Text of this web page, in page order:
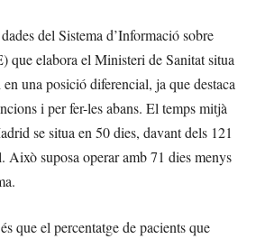
del Sistema d’Informació sobre
que elabora el Ministeri de Sanitat situa
una posició diferencial, ja que destaca
i per fer-les abans. El temps mitjà
se situa en 50 dies, davant dels 121
Això suposa operar amb 71 dies menys
que el percentatge de pacients que